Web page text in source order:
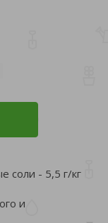
соли - 5,5 г/кг
и